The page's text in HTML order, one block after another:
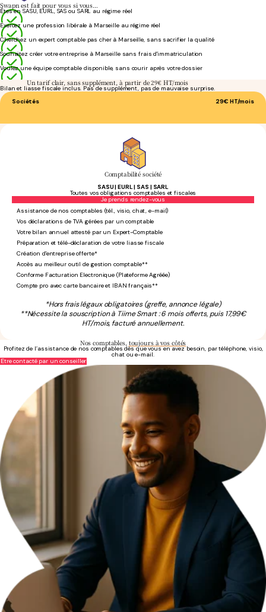
Swapn est fait pour vous si vous…
Êtes en SASU, EURL, SAS ou SARL au régime réel
Exercez une profession libérale à Marseille au régime réel
Cherchez un expert comptable pas cher à Marseille, sans sacrifier la qualité
Souhaitez créer votre entreprise à Marseille sans frais d'immatriculation
Voulez une équipe comptable disponible, sans courir après votre dossier
Un tarif clair, sans supplément, à partir de 29€ HT/mois
Bilan et liasse fiscale inclus. Pas de supplément, pas de mauvaise surprise.
Sociétés
29€ HT/mois
Comptabilité société
SASU | EURL | SAS | SARL
Toutes vos obligations comptables et fiscales
Je prends rendez-vous
Sans engagement
Assistance de nos comptables (tél., visio, chat, e-mail)
Vos déclarations de TVA gérées par un comptable
Votre bilan annuel attesté par un Expert-Comptable
Préparation et télé-déclaration de votre liasse fiscale
Création d'entreprise offerte*
Accès au meilleur outil de gestion comptable**
Conforme Facturation Electronique (Plateforme Agréée)
Compte pro avec carte bancaire et IBAN français**
*Hors frais légaux obligatoires (greffe, annonce légale)
**Nécessite la souscription à Tiime Smart : 6 mois offerts, puis 17,99€
HT/mois, facturé annuellement.
Nos comptables, toujours à vos côtés
Profitez de l’assistance de nos comptables dès que vous en avez besoin, par téléphone, visio,
chat ou e-mail.
Être contacté par un conseiller